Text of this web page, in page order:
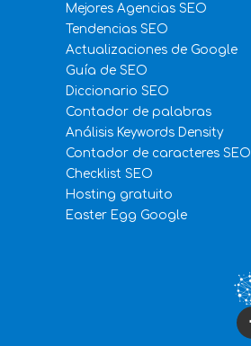
Mejores Agencias SEO
Tendencias SEO
Actualizaciones de Google
Guía de SEO
Diccionario SEO
Contador de palabras
Análisis Keywords Density
Contador de caracteres SEO
Checklist SEO
Hosting gratuito
Easter Egg Google